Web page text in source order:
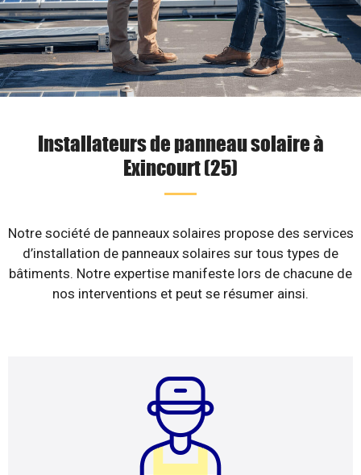
Installateurs de panneau solaire à
Exincourt (25)
Notre société de panneaux solaires propose des services
d’installation de panneaux solaires sur tous types de
bâtiments. Notre expertise manifeste lors de chacune de
nos interventions et peut se résumer ainsi.